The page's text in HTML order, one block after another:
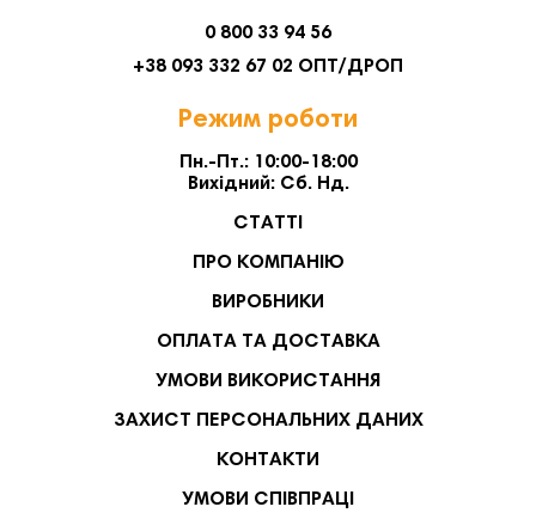
0 800 33 94 56
+38 093 332 67 02 ОПТ/ДРОП
Режим роботи
Пн.-Пт.: 10:00-18:00
Вихідний: Сб. Нд.
СТАТТІ
ПРО КОМПАНІЮ
ВИРОБНИКИ
ОПЛАТА ТА ДОСТАВКА
УМОВИ ВИКОРИСТАННЯ
ЗАХИСТ ПЕРСОНАЛЬНИХ ДАНИХ
КОНТАКТИ
УМОВИ СПІВПРАЦІ